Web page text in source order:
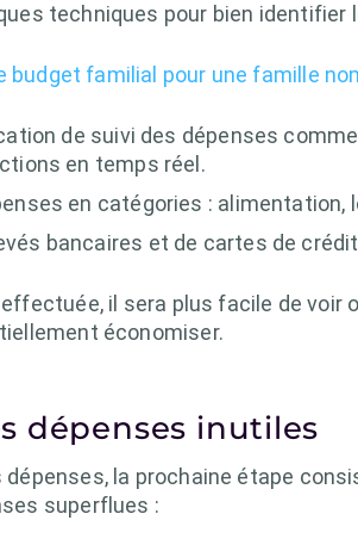
techniques pour bien identifier
budget familial pour une famille
de suivi des dépenses
en temps réel.
en catégories : alimentation,
bancaires et de cartes de
il sera plus facile de voir
économiser.
dépenses inutiles
la prochaine étape
superflues :